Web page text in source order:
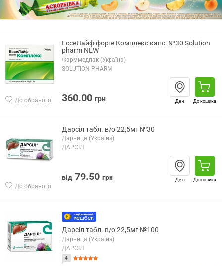
До обраного
ЕссеЛайф форте Комплекс капс. №30 Solution
pharm NEW
Фарммедпак (Україна)
SOLUTION PHARM
360.00 грн Де є До кошика
До обраного
Дарсіл табл. в/о 22,5мг №30
Дарниця (Україна)
ДАРСІЛ
від 79.50 грн Де є До кошика
Дарсіл табл. в/о 22,5мг №100
Дарниця (Україна)
ДАРСІЛ
4